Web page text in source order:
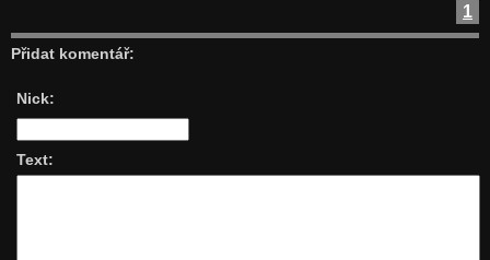
1
Přidat komentář:
Nick:
Text: